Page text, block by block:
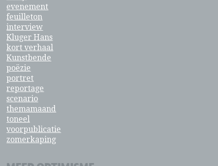
evenement
feuilleton
interview
Kluger Hans
kort verhaal
Kunstbende
poëzie
portret
reportage
scenario
themamaand
toneel
voorpublicatie
zomerkaping